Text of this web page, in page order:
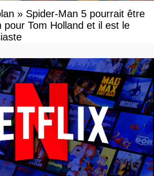
» Spider-Man 5 pourrait être
Tom Holland et il est le